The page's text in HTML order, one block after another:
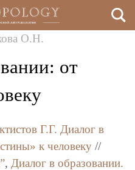
О.Н.
от
Г.Г. Диалог в
к человеку //
, Диалог в образовании.